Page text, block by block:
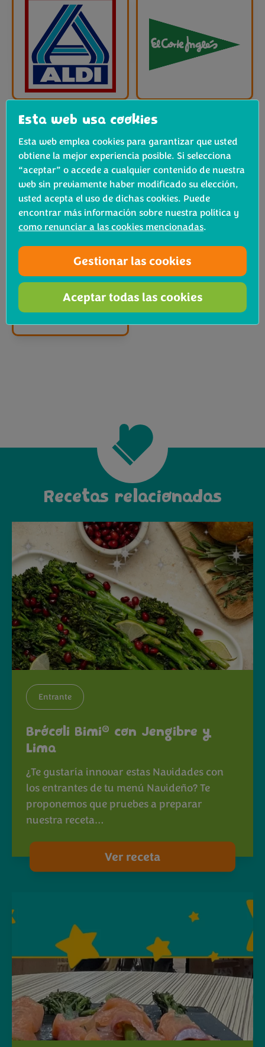
Recetas relacionadas
Entrante
Brócoli Bimi® con Jengibre y
Lima
¿Te gustaría innovar estas Navidades con
los entrantes de tu menú Navideño? Te
proponemos que pruebes a preparar
nuestra receta…
Ver receta
Esta web usa cookies
Esta web emplea cookies para garantizar que usted
obtiene la mejor experiencia posible. Si selecciona
“aceptar” o accede a cualquier contenido de nuestra
web sin previamente haber modificado su elección,
usted acepta el uso de dichas cookies. Puede
encontrar más información sobre nuestra política y
como renunciar a las cookies mencionadas.
Gestionar las cookies
Aceptar todas las cookies